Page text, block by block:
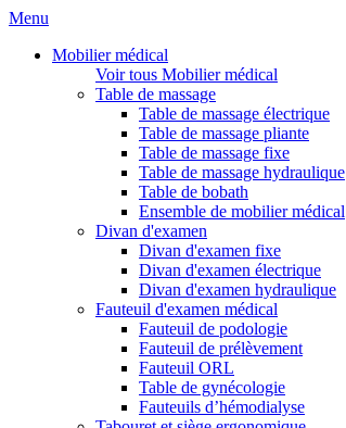
Menu
Mobilier médical
Voir tous Mobilier médical
Table de massage
Table de massage électrique
Table de massage pliante
Table de massage fixe
Table de massage hydraulique
Table de bobath
Ensemble de mobilier médical
Divan d'examen
Divan d'examen fixe
Divan d'examen électrique
Divan d'examen hydraulique
Fauteuil d'examen médical
Fauteuil de podologie
Fauteuil de prélèvement
Fauteuil ORL
Table de gynécologie
Fauteuils d’hémodialyse